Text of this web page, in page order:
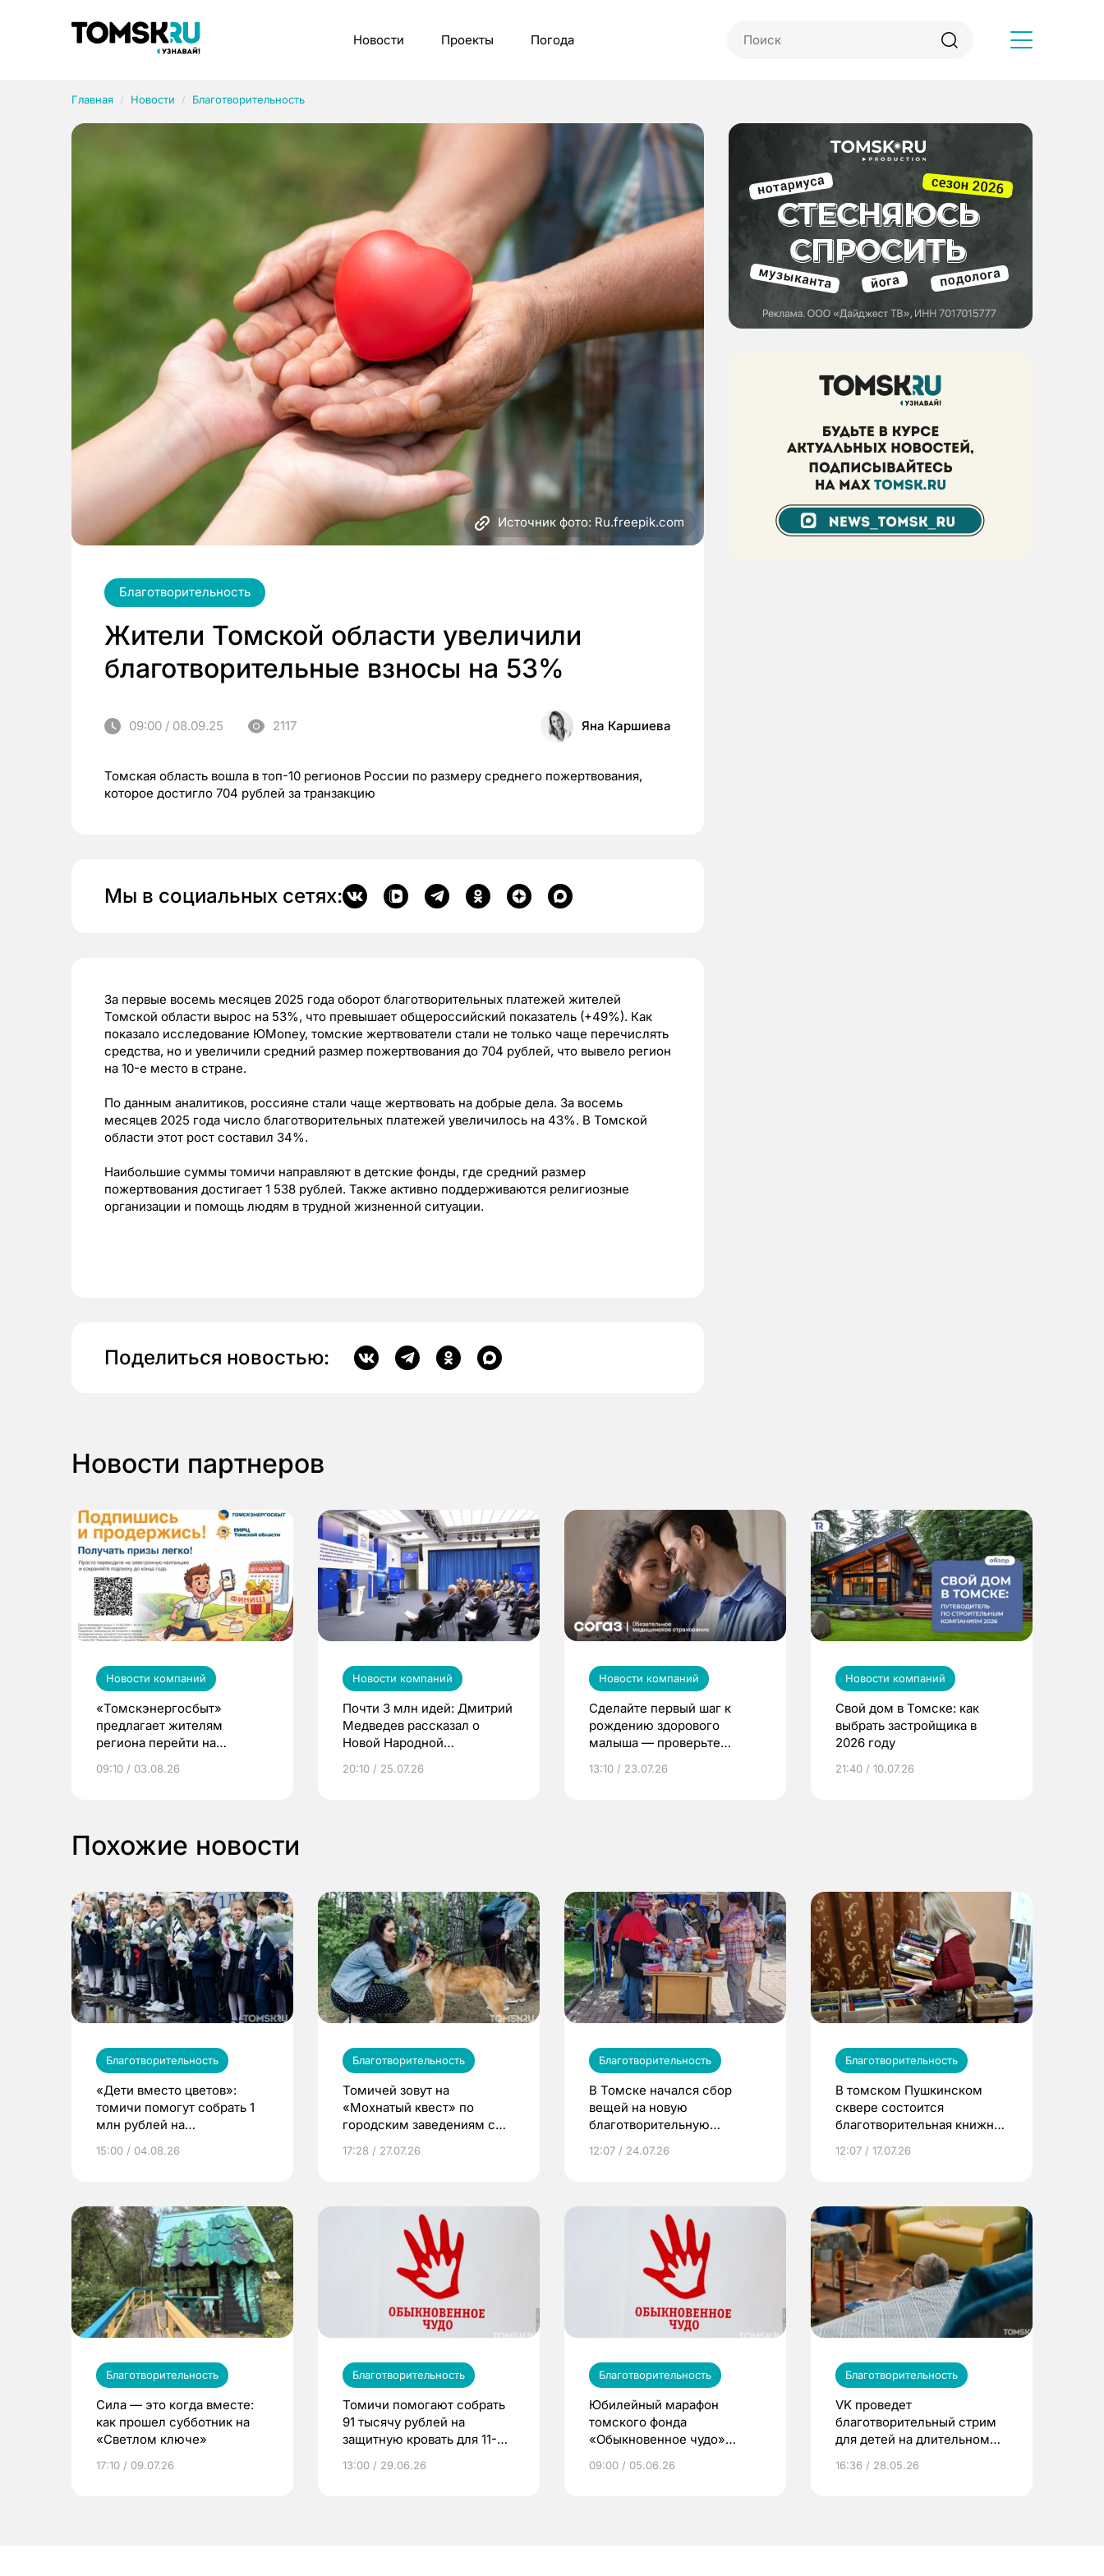
Новости Проекты Погода
Главная Новости Благотворительность
Источник фото: Ru.freepik.com
Благотворительность
Жители Томской области увеличили
благотворительные взносы на 53%
09:00 / 08.09.25 2117 Яна Каршиева
Томская область вошла в топ-10 регионов России по размеру среднего пожертвования,
которое достигло 704 рублей за транзакцию
Мы в социальных сетях:
За первые восемь месяцев 2025 года оборот благотворительных платежей жителей
Томской области вырос на 53%, что превышает общероссийский показатель (+49%). Как
показало исследование ЮMoney, томские жертвователи стали не только чаще перечислять
средства, но и увеличили средний размер пожертвования до 704 рублей, что вывело регион
на 10-е место в стране.
По данным аналитиков, россияне стали чаще жертвовать на добрые дела. За восемь
месяцев 2025 года число благотворительных платежей увеличилось на 43%. В Томской
области этот рост составил 34%.
Наибольшие суммы томичи направляют в детские фонды, где средний размер
пожертвования достигает 1 538 рублей. Также активно поддерживаются религиозные
организации и помощь людям в трудной жизненной ситуации.
Поделиться новостью:
Новости партнеров
Новости компаний
«Томскэнергосбыт»
предлагает жителям
региона перейти на
выиграть призы
09:10 / 03.08.26
Новости компаний
Почти 3 млн идей: Дмитрий
Медведев рассказал о
Новой Народной
20:10 / 25.07.26
Новости компаний
Сделайте первый шаг к
рождению здорового
малыша — проверьте
по ОМС!
13:10 / 23.07.26
Новости компаний
Свой дом в Томске: как
выбрать застройщика в
2026 году
21:40 / 10.07.26
Похожие новости
Благотворительность
«Дети вместо цветов»:
томичи помогут собрать 1
млн рублей на
15:00 / 04.08.26
Благотворительность
Томичей зовут на
«Мохнатый квест» по
городским заведениям с
17:28 / 27.07.26
Благотворительность
В Томске начался сбор
вещей на новую
благотворительную
12:07 / 24.07.26
Благотворительность
В томском Пушкинском
сквере состоится
благотворительная книжная
12:07 / 17.07.26
Благотворительность
Сила — это когда вместе:
как прошел субботник на
«Светлом ключе»
17:10 / 09.07.26
Благотворительность
Томичи помогают собрать
91 тысячу рублей на
защитную кровать для 11-
13:00 / 29.06.26
Благотворительность
Юбилейный марафон
томского фонда
«Обыкновенное чудо»
09:00 / 05.06.26
Благотворительность
VK проведет
благотворительный стрим
для детей на длительном
16:36 / 28.05.26
Рубрики